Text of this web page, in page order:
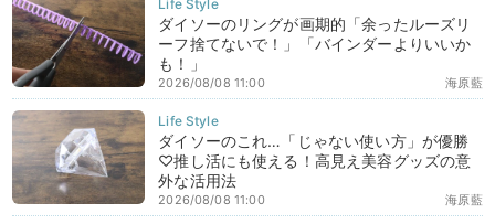
ダイソーのリングが画期的「余ったルーズリ
ーフ捨てないで！」「バインダーよりいいか
も！」
海原藍
2026/08/08 11:00
ダイソーのこれ…「じゃない使い方」が優勝
♡推し活にも使える！高見え美容グッズの意
外な活用法
海原藍
2026/08/08 11:00